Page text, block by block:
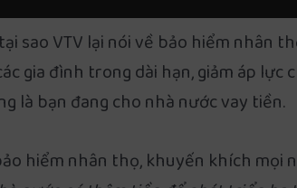
sao VTV lại nói về bảo hiểm nhân
gia đình trong dài hạn, giảm áp
là bạn đang cho nhà nước vay tiền.
hiểm nhân thọ, khuyến khích mọi